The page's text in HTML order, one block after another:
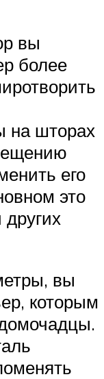
вы
более
на шторах
его
это
вы
которым